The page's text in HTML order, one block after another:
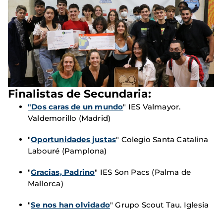
Finalistas de Secundaria:
"Dos caras de un mundo" IES Valmayor.
Valdemorillo (Madrid)
"Oportunidades justas" Colegio Santa Catalina
Labouré (Pamplona)
"Gracias, Padrino" IES Son Pacs (Palma de
Mallorca)
"Se nos han olvidado" Grupo Scout Tau. Iglesia